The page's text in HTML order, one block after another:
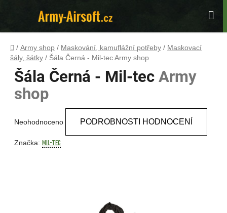
Domů
/ Army shop / Maskování, kamuflážní potřeby / Maskovací
šály, šátky / Šála Černá - Mil-tecArmy shop
Šála Černá - Mil-tecArmy
shop
produktu
Neohodnoceno PODROBNOSTI HODNOCENÍ
Značka:MIL-TEC